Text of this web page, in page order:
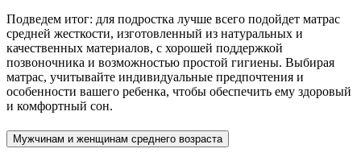
Подведем итог: для подростка лучше всего подойдет матрас
средней жесткости, изготовленный из натуральных и
качественных материалов, с хорошей поддержкой
позвоночника и возможностью простой гигиены. Выбирая
матрас, учитывайте индивидуальные предпочтения и
особенности вашего ребенка, чтобы обеспечить ему здоровый
и комфортный сон.
Мужчинам и женщинам среднего возраста